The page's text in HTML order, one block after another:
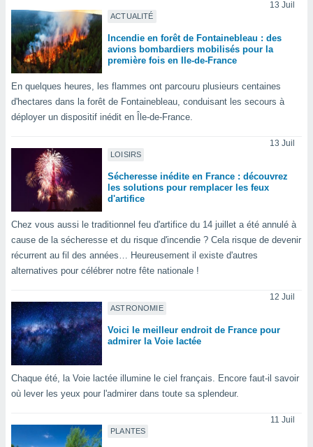
nos
le
des
ou
limitées
profils
ACTUALITÉ
13 Juil
Incendie en forêt de Fontainebleau : des
avions bombardiers mobilisés pour la
première fois en Ile-de-France
En quelques heures, les flammes ont parcouru plusieurs centaines
d'hectares dans la forêt de Fontainebleau, conduisant les secours à
déployer un dispositif inédit en Île-de-France.
LOISIRS
13 Juil
Sécheresse inédite en France : découvrez
les solutions pour remplacer les feux
d'artifice
Chez vous aussi le traditionnel feu d'artifice du 14 juillet a été annulé à
cause de la sécheresse et du risque d'incendie ? Cela risque de devenir
récurrent au fil des années… Heureusement il existe d'autres
alternatives pour célébrer notre fête nationale !
ASTRONOMIE
12 Juil
Voici le meilleur endroit de France pour
admirer la Voie lactée
Chaque été, la Voie lactée illumine le ciel français. Encore faut-il savoir
où lever les yeux pour l'admirer dans toute sa splendeur.
PLANTES
11 Juil